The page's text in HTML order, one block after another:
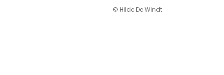
© Hilde De Windt